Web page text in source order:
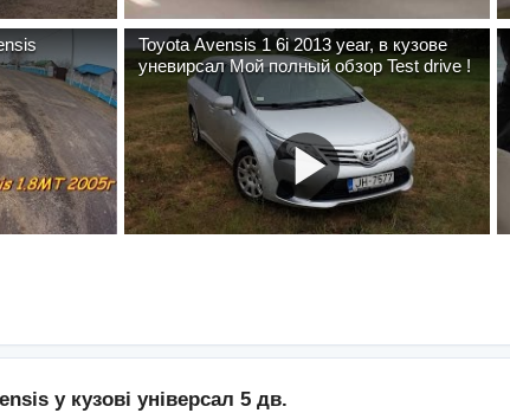
Toyota Avensis 1 6i 2013 year, в кузове
уневирсал Мой полный обзор Test drive !
у кузові універсал 5 дв.